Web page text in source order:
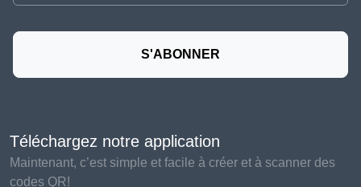
S'ABONNER
Téléchargez notre application
Maintenant, c’est simple et facile à créer et à scanner des
codes QR!